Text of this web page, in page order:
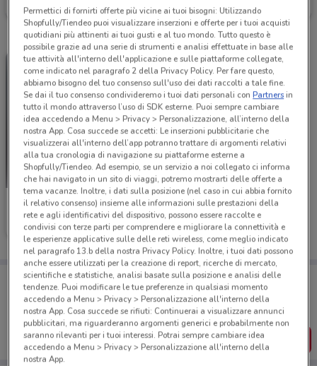
Scade il 31/12
Barazza
Scade il 31/12 18.7 km
Porta DoveConviene sempre con te!
Puoi trovare le migliori offerte dei negozi vicino a te,
salvarle e creare la tua lista del risparmio, comodamente
dal tuo cellulare.
SCARICA L’APP
Permettici di fornirti offerte più vicine ai tuoi bisogni: Utilizzando
Shopfully/Tiendeo puoi visualizzare inserzioni e offerte per i tuoi acquisti
quotidiani più attinenti ai tuoi gusti e al tuo mondo. Tutto questo è
possibile grazie ad una serie di strumenti e analisi effettuate in base alle
tue attività all'interno dell'applicazione e sulle piattaforme collegate,
come indicato nel paragrafo 2 della Privacy Policy. Per fare questo,
abbiamo bisogno del tuo consenso sull'uso dei dati raccolti a tale fine.
Se dai il tuo consenso condivideremo i tuoi dati personali conPartnersin
tutto il mondo attraverso l’uso di SDK esterne. Puoi sempre cambiare
idea accedendo a Menu > Privacy > Personalizzazione, all’interno della
nostra App. Cosa succede se accetti: Le inserzioni pubblicitarie che
visualizzerai all'interno dell’app potranno trattare di argomenti relativi
alla tua cronologia di navigazione su piattaforme esterne a
Shopfully/Tiendeo. Ad esempio, se un servizio a noi collegato ci informa
che hai navigato in un sito di viaggi, potremo mostrarti delle offerte a
tema vacanze. Inoltre, i dati sulla posizione (nel caso in cui abbia fornito
il relativo consenso) insieme alle informazioni sulle prestazioni della
rete e agli identificativi del dispositivo, possono essere raccolte e
condivisi con terze parti per comprendere e migliorare la connettività e
le esperienze applicative sulle delle reti wireless, come meglio indicato
nel paragrafo 13.b della nostra Privacy Policy. Inoltre, i tuoi dati possono
anche essere utilizzati per la creazione di report, ricerche di mercato,
scientifiche e statistiche, analisi basate sulla posizione e analisi delle
tendenze. Puoi modificare le tue preferenze in qualsiasi momento
accedendo a Menu > Privacy > Personalizzazione all'interno della
nostra App. Cosa succede se rifiuti: Continuerai a visualizzare annunci
pubblicitari, ma riguarderanno argomenti generici e probabilmente non
saranno rilevanti per i tuoi interessi. Potrai sempre cambiare idea
accedendo a Menu > Privacy > Personalizzazione all'interno della
nostra App.